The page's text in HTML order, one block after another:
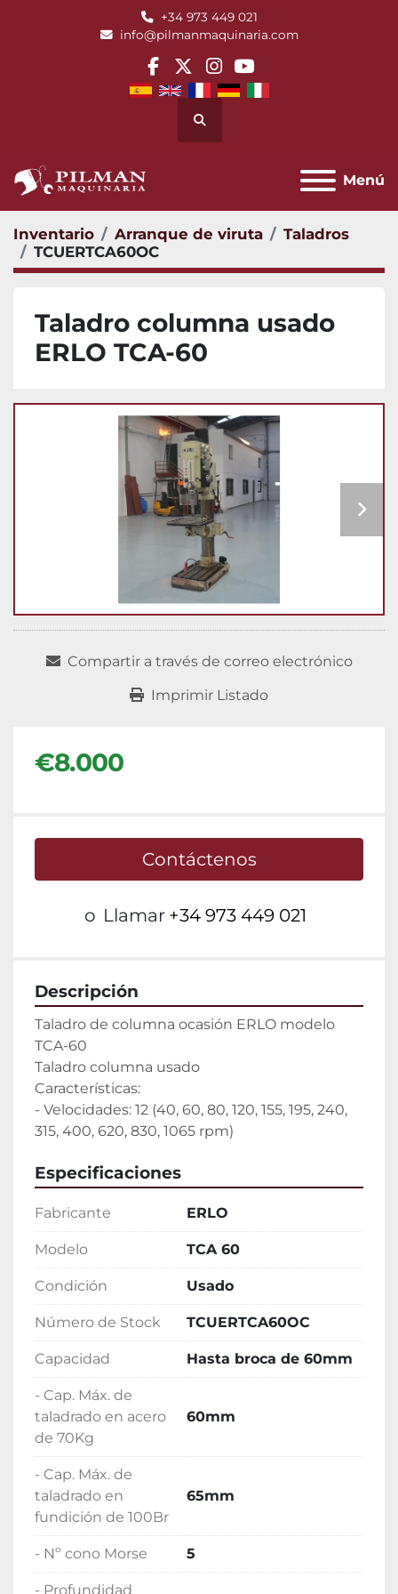
+34 973 449 021
info@pilmanmaquinaria.com
facebook
twitterinstagram
youtube
Buscar
Menú
Inventario Arranque de viruta
Taladros
TCUERTCA60OC
Taladro columna usado
ERLO TCA-60
Compartir a través de correo electrónico
Imprimir Listado
€8.000
Contáctenos
o Llamar +34 973 449 021
Descripción
Taladro de columna ocasión ERLO modelo
TCA-60
Taladro columna usado
Características:
- Velocidades: 12 (40, 60, 80, 120, 155, 195, 240,
315, 400, 620, 830, 1065 rpm)
Especificaciones
Fabricante ERLO
Modelo TCA 60
Condición Usado
Número de Stock TCUERTCA60OC
Capacidad Hasta broca de 60mm
- Cap. Máx. de
taladrado en acero
de 70Kg
60mm
- Cap. Máx. de
taladrado en
fundición de 100Br
65mm
- Nº cono Morse 5
- Profundidad